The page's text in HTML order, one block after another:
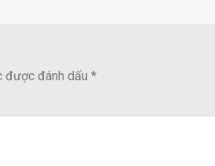
được đánh dấu *